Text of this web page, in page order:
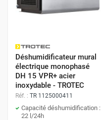
Déshumidificateur mural
électrique monophasé
DH 15 VPR+ acier
inoxydable - TROTEC
Réf. : TR 1125000411
Capacité déshumidification :
22 l/24h